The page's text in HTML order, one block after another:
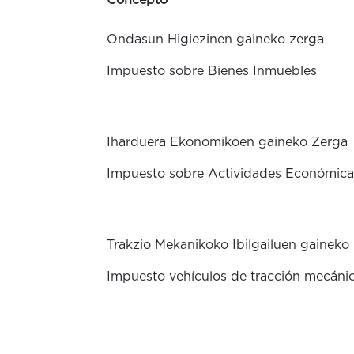
Ondasun Higiezinen gaineko zerga
Impuesto sobre Bienes Inmuebles
Iharduera Ekonomikoen gaineko Zerga
Impuesto sobre Actividades
Trakzio Mekanikoko Ibilgailuen gaineko
Impuesto vehículos de tracción